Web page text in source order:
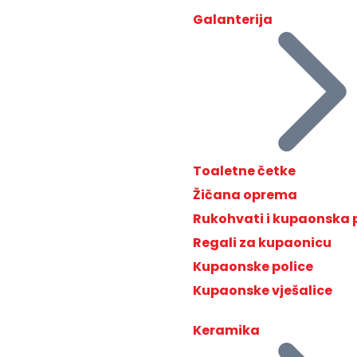
Galanterija
Toaletne četke
Žičana oprema
Rukohvati i kupaonska
Regali za kupaonicu
Kupaonske police
Kupaonske vješalice
Keramika